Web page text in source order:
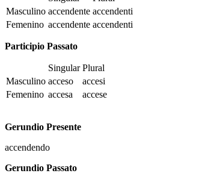
Masculino accendente accendenti
Femenino accendente accendenti
Participio Passato
Singular Plural
Masculino acceso
accesi
Femenino accesa accese
Gerundio Presente
accendendo
Gerundio Passato